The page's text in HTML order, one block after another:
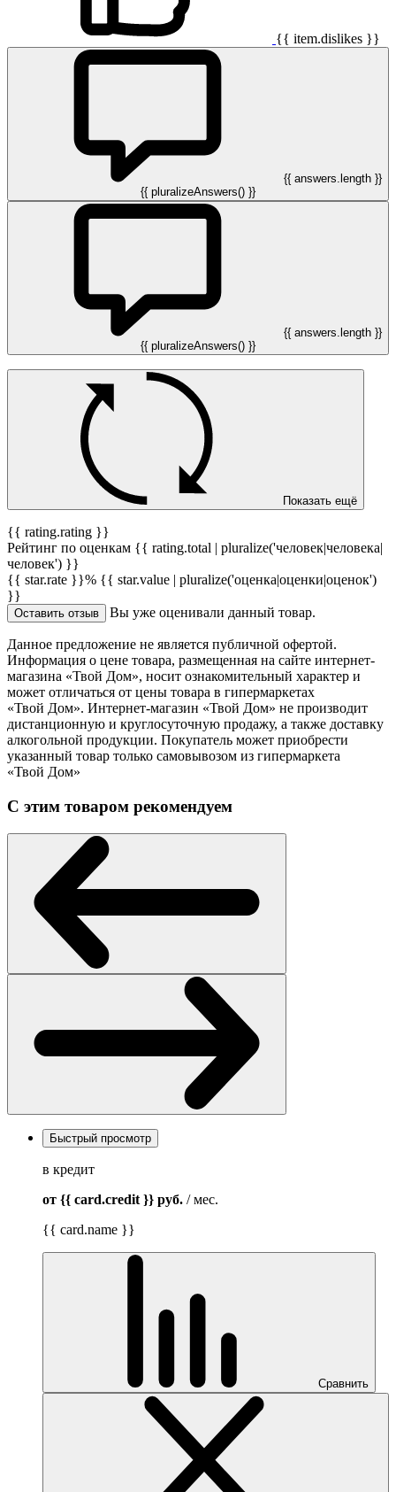
{{ item.dislikes }}
{{ answers.length }}
{{ pluralizeAnswers() }}
{{ answers.length }}
{{ pluralizeAnswers() }}
Показать ещё
{{ rating.rating }}
Рейтинг по оценкам {{ rating.total | pluralize('человек|человека|
человек') }}
{{ star.rate }}% {{ star.value | pluralize('оценка|оценки|оценок')
}}
Оставить отзыв Вы уже оценивали данный товар.
Данное предложение не является публичной офертой.
Информация о цене товара, размещенная на сайте интернет-
магазина «Твой Дом», носит ознакомительный характер и
может отличаться от цены товара в гипермаркетах
«Твой Дом». Интернет-магазин «Твой Дом» не производит
дистанционную и круглосуточную продажу, а также доставку
алкогольной продукции. Покупатель может приобрести
указанный товар только самовывозом из гипермаркета
«Твой Дом»
С этим товаром рекомендуем
Быстрый просмотр
в кредит
от {{ card.credit }} руб. / мес.
{{ card.name }}
Сравнить